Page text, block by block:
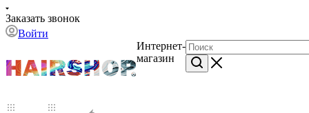
Заказать звонок
Войти
Интернет-
магазин